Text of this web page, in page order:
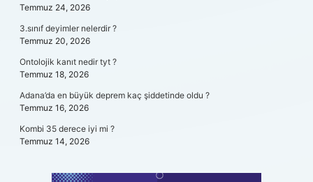
Temmuz 24, 2026
3.sınıf deyimler nelerdir ?
Temmuz 20, 2026
Ontolojik kanıt nedir tyt ?
Temmuz 18, 2026
Adana’da en büyük deprem kaç şiddetinde oldu ?
Temmuz 16, 2026
Kombi 35 derece iyi mi ?
Temmuz 14, 2026